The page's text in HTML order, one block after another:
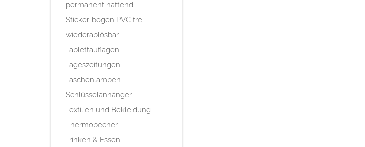
permanent haftend
Sticker-bögen PVC frei
wiederablösbar
Tablettauflagen
Tageszeitungen
Taschenlampen-
Schlüsselanhänger
Textilien und Bekleidung
Thermobecher
Trinken & Essen